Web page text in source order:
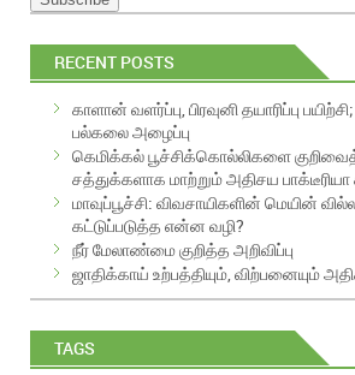
a
i
A
RECENT POSTS
காளான் வளர்ப்பு, பிரவுனி தயாரிப்பு
பல்கலை அழைப்பு
கெமிக்கல் பூச்சிக்கொல்லிகளை
சத்துக்களாக மாற்றும் அதிசய பாக்டீரியா
மாவுப்பூச்சி: விவசாயிகளின் மெயின்
கட்டுப்படுத்த என்ன வழி?
நீர் மேலாண்மை குறித்த அறிவிப்பு
ஜாதிக்காய் உற்பத்தியும், விற்பனையும்
TAGS